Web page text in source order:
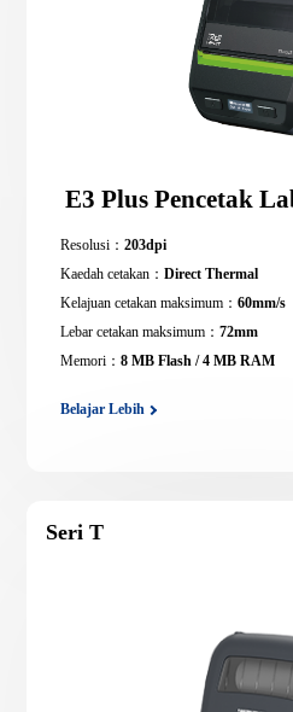
E3 Plus Pencetak
Resolusi：203dpi
Kaedah cetakan：Direct Thermal
Kelajuan cetakan maksimum：60mm/s
Lebar cetakan maksimum：72mm
Memori：8 MB Flash / 4 MB RAM
Belajar Lebih
Seri T